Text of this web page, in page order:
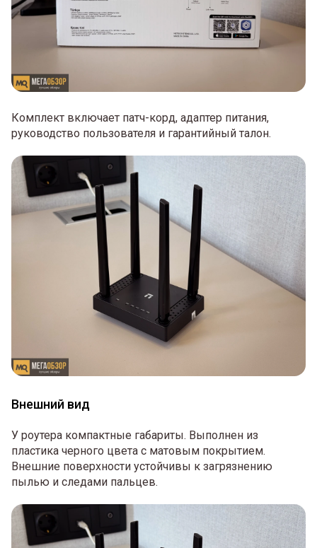
Комплект включает патч-корд, адаптер питания,
руководство пользователя и гарантийный талон.
Внешний вид
У роутера компактные габариты. Выполнен из
пластика черного цвета с матовым покрытием.
Внешние поверхности устойчивы к загрязнению
пылью и следами пальцев.